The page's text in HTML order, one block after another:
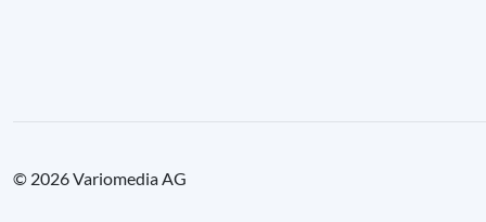
© 2026 Variomedia AG